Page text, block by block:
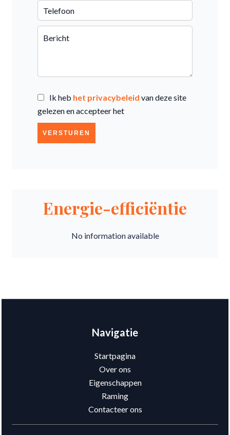
Ik heb het privacybeleid van deze site
gelezen en accepteer het
VERSTUREN
Energie-efficiëntie
No information available
Navigatie
Startpagina
Over ons
Eigenschappen
Raming
Contacteer ons